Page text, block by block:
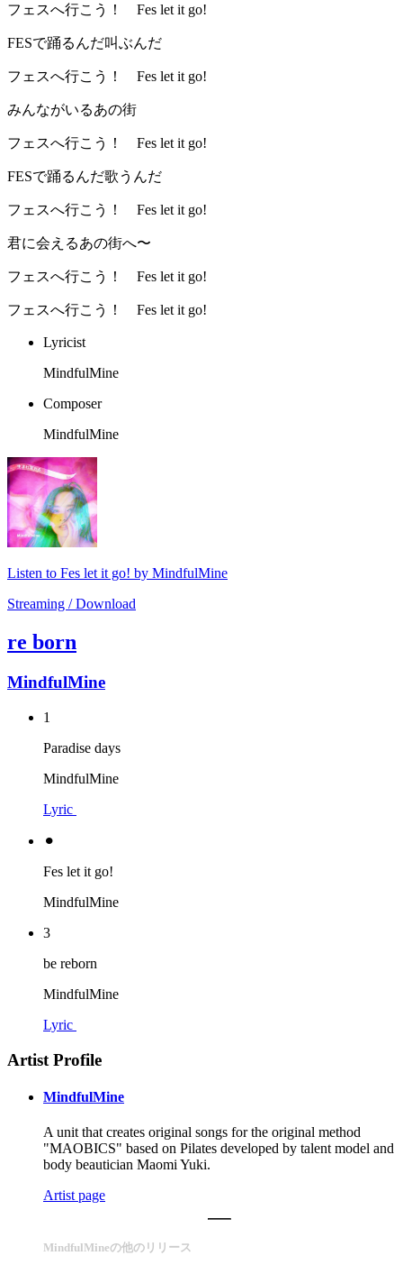
フェスへ行こう！ Fes let it go!
FESで踊るんだ叫ぶんだ
フェスへ行こう！ Fes let it go!
みんながいるあの街
フェスへ行こう！ Fes let it go!
FESで踊るんだ歌うんだ
フェスへ行こう！ Fes let it go!
君に会えるあの街へ〜
フェスへ行こう！ Fes let it go!
フェスへ行こう！ Fes let it go!
Lyricist
MindfulMine
Composer
MindfulMine
Listen to Fes let it go! by MindfulMine
Streaming / Download
re born
MindfulMine
1
Paradise days
MindfulMine
Lyric
⚫︎
Fes let it go!
MindfulMine
3
be reborn
MindfulMine
Lyric
Artist Profile
MindfulMine
A unit that creates original songs for the original method
"MAOBICS" based on Pilates developed by talent model and
body beautician Maomi Yuki.
Artist page
MindfulMineの他のリリース